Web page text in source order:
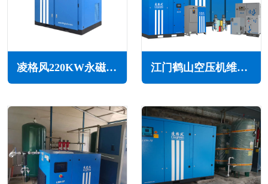
凌格风220KW永磁变频无油水润滑空压机LSW PM系列 江门鹤山空压机维修保养